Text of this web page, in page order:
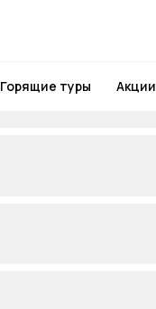
Горящие туры Акции